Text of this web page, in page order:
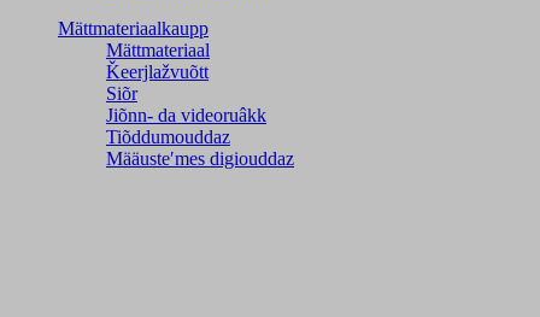
Mättmateriaalkaupp
Mättmateriaal
Ǩeerjlažvuõtt
Siõr
Jiõnn- da videoruâkk
Tiõddumouddaz
Määusteʹmes digiouddaz